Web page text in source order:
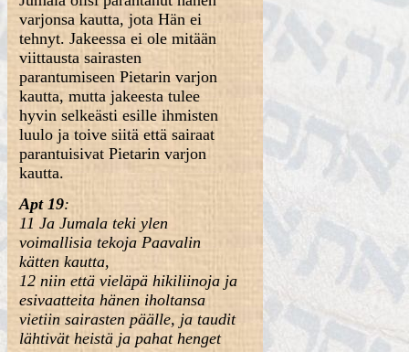
varjonsa kautta, jota Hän ei
tehnyt. Jakeessa ei ole mitään
viittausta sairasten
parantumiseen Pietarin varjon
kautta, mutta jakeesta tulee
hyvin selkeästi esille ihmisten
luulo ja toive siitä että sairaat
parantuisivat Pietarin varjon
kautta.
Apt 19:
11 Ja Jumala teki ylen
voimallisia tekoja Paavalin
kätten kautta,
12 niin että vieläpä hikiliinoja ja
esivaatteita hänen iholtansa
vietiin sairasten päälle, ja taudit
lähtivät heistä ja pahat henget